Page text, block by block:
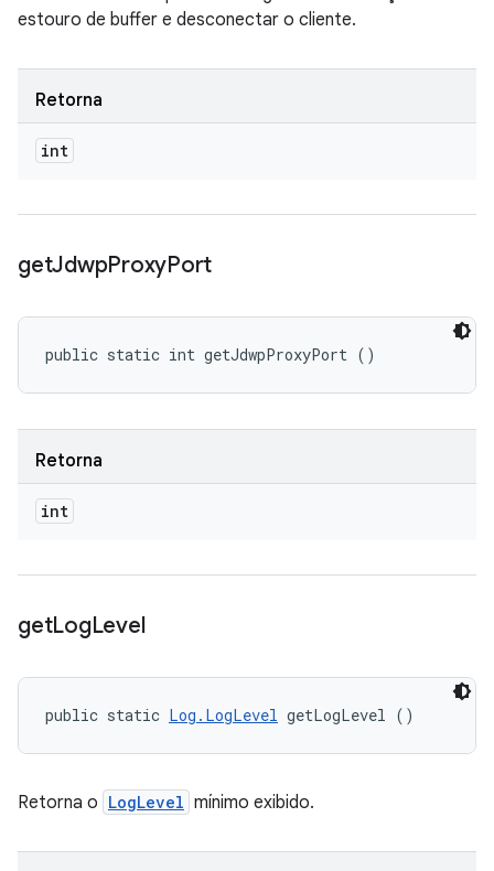
estouro de buffer e desconectar o cliente.
Retorna
int
getJdwpProxyPort
public static int getJdwpProxyPort ()
Retorna
int
getLogLevel
public static Log.LogLevel getLogLevel ()
Retorna o LogLevel mínimo exibido.